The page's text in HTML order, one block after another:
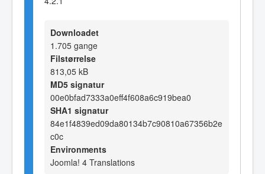
Downloadet
1.705 gange
Filstørrelse
813,05 kB
MD5 signatur
00e0bfad7333a0eff4f608a6c919bea0
SHA1 signatur
84e1f4839ed09da80134b7c90810a67356b2e
c0c
Environments
Joomla! 4 Translations